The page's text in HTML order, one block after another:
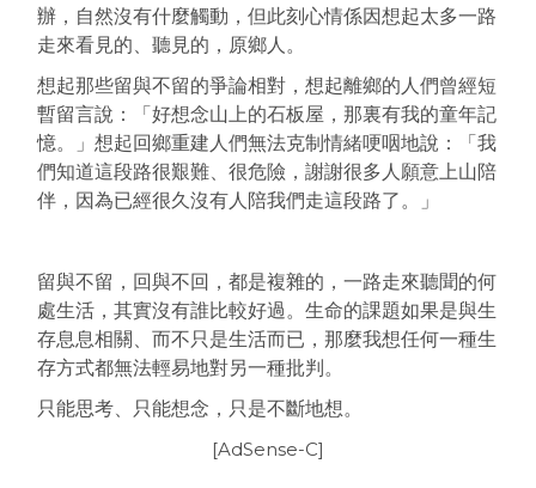
辦， 自然沒有什麼觸動，但此刻心情係因想起太多一路
走來看見的、聽見的，原鄉人。
想起那些留與不留的爭論相對，想起離鄉的人們曾經短
暫留言說：「好想念山上的石板屋，那裏有我的童年記
憶。」想起回鄉重建人們無法克制情緒哽咽地說：「我
們知道這段路很艱難、很危險，謝謝很多人願意上山陪
伴，因為已經很久沒有人陪我們走這段路了。」
留與不留，回與不回，都是複雜的，一路走來聽聞的何
處生活，其實沒有誰比較好過。生命的課題如果是與生
存息息相關、而不只是生活而已，那麼我想任何一種生
存方式都無法輕易地對另一種批判。
只能思考、只能想念，只是不斷地想。
[AdSense-C]